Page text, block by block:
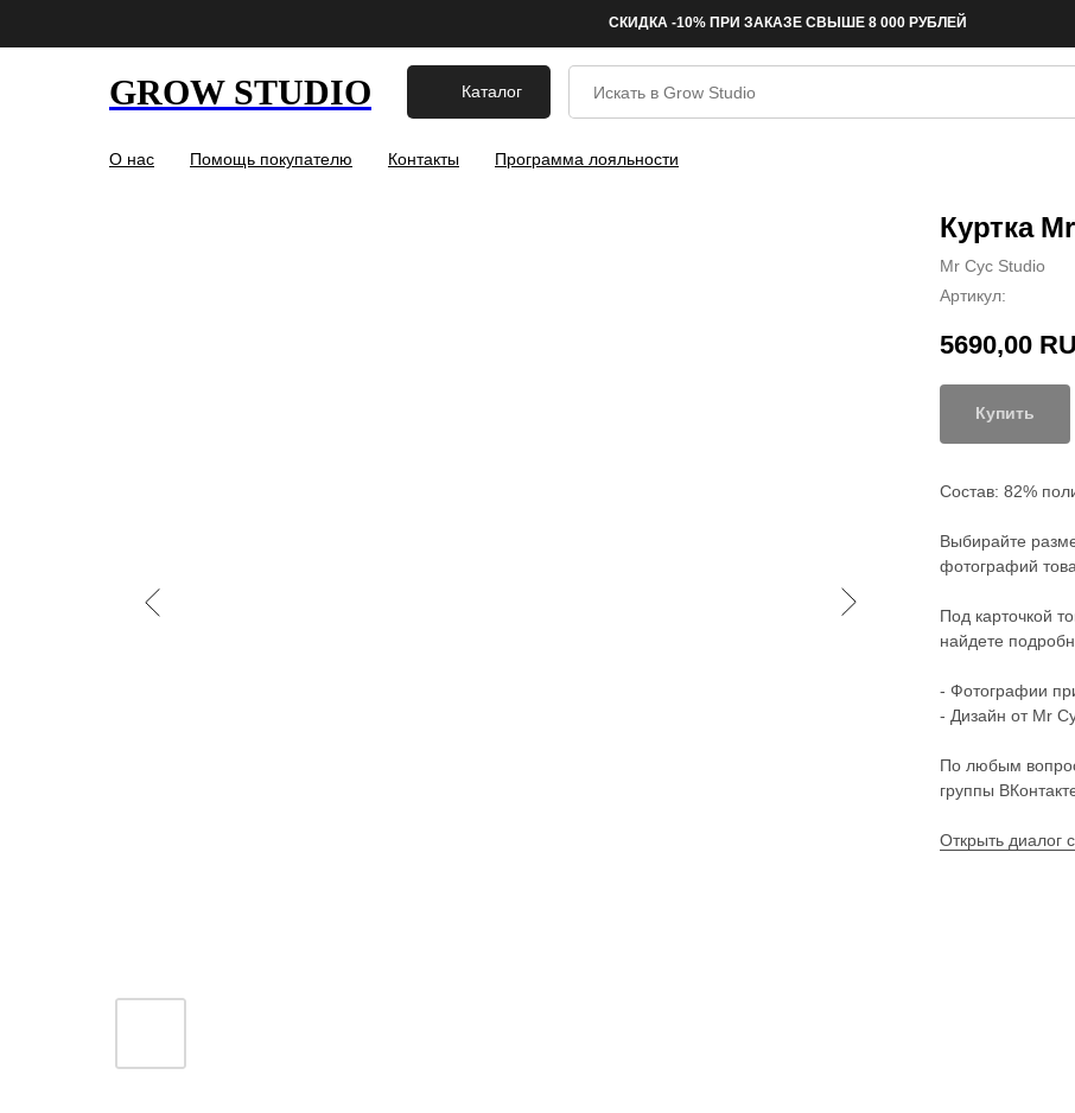
СКИДКА -10% ПРИ ЗАКАЗЕ СВЫШЕ 8 000 РУБЛЕЙ
GROW STUDIO Каталог
О нас Помощь покупателю Контакты Программа лояльности
Куртка
Mr Cyc Studio
Артикул:
5690,00
Купить
Состав: 82%
Выбирайте
фотографий
Под карточкой
найдете
- Фотографии
- Дизайн от Mr
По любым
группы
Открыть диалог